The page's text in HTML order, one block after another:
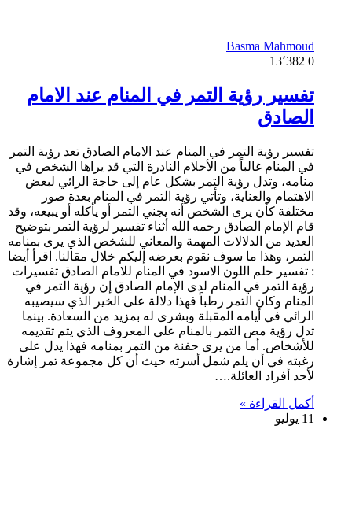
Basma Mahmoud
0
تفسير رؤية التمر في المنام عند الامام
الصادق
تفسير رؤية التمر في المنام عند الامام الصادق تعد رؤية التمر
في المنام غالباً من الأحلام النادرة التي قد يراها الشخص في
منامه، وتدل رؤية التمر بشكل عام إلى حاجة الرائي لبعض
الاهتمام والعناية، وتأتي رؤية التمر في المنام بعدة صور
مختلفة كأن يرى الشخص أنه يجني التمر أو يأكله أو يبيعه، وقد
قام الإمام الصادق رحمه الله أثناء تفسير لرؤية التمر بتوضيح
العديد من الدلالات المهمة والمعاني للشخص الذي يرى بمنامه
التمر، وهذا ما سوف نقوم بعرضه إليكم خلال مقالنا. اقرأ أيضا
: تفسير حلم اللون الاسود في المنام للامام الصادق تفسيرات
رؤية التمر في المنام لدى الإمام الصادق إن رؤية التمر في
المنام وكان التمر رطباً فهذا دلالة على الخير الذي سيصيبه
الرائي في أيامه المقبلة وبشرى له بمزيد من السعادة. بينما
تدل رؤية مص التمر بالمنام على المعروف الذي يتم تقديمه
للأشخاص. أما من يرى حفنة من التمر بمنامه فهذا يدل على
رغبته في أن يلم شمل أسرته حيث أن كل مجموعة تمر إشارة
لأحد أفراد العائلة.…
أكمل القراءة »
11 يوليو